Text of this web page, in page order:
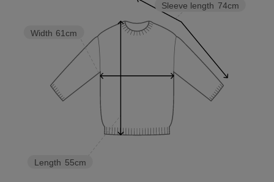
Sleeve length 74cm
Length 55cm
Width 61cm